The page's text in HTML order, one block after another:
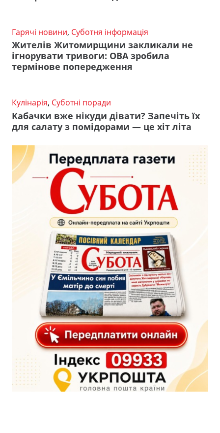
Гарячі новини, Суботня інформація
Жителів Житомирщини закликали не
ігнорувати тривоги: ОВА зробила
термінове попередження
Кулінарія, Суботні поради
Кабачки вже нікуди дівати? Запечіть їх
для салату з помідорами — це хіт літа